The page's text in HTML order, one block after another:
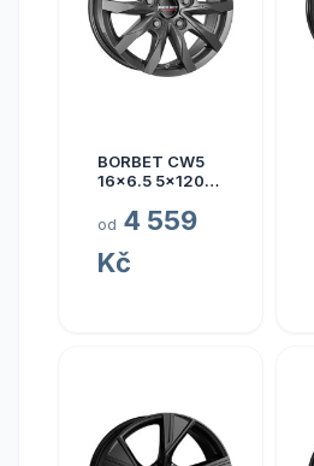
BORBET CW5
16x6.5 5x120
od 4 559
Kč